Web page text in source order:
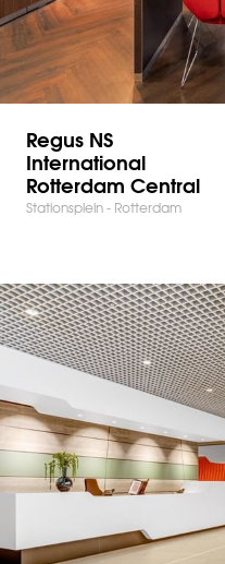
Regus NS
International
Rotterdam Central
Stationsplein - Rotterdam